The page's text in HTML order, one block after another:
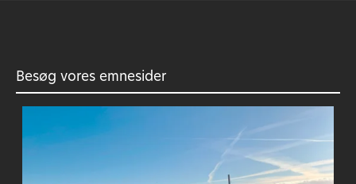
Besøg vores emnesider